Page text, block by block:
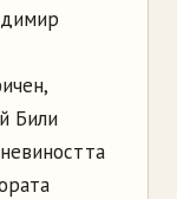
Били